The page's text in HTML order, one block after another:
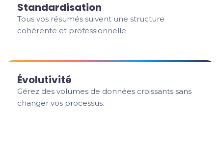
Standardisation
Tous vos résumés suivent une structure
cohérente et professionnelle.
Évolutivité
Gérez des volumes de données croissants sans
changer vos processus.